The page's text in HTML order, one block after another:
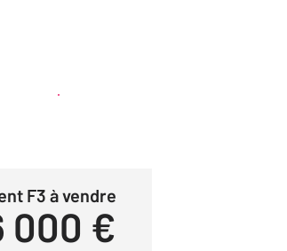
Créer une alerte
F3 à vendre
000 €